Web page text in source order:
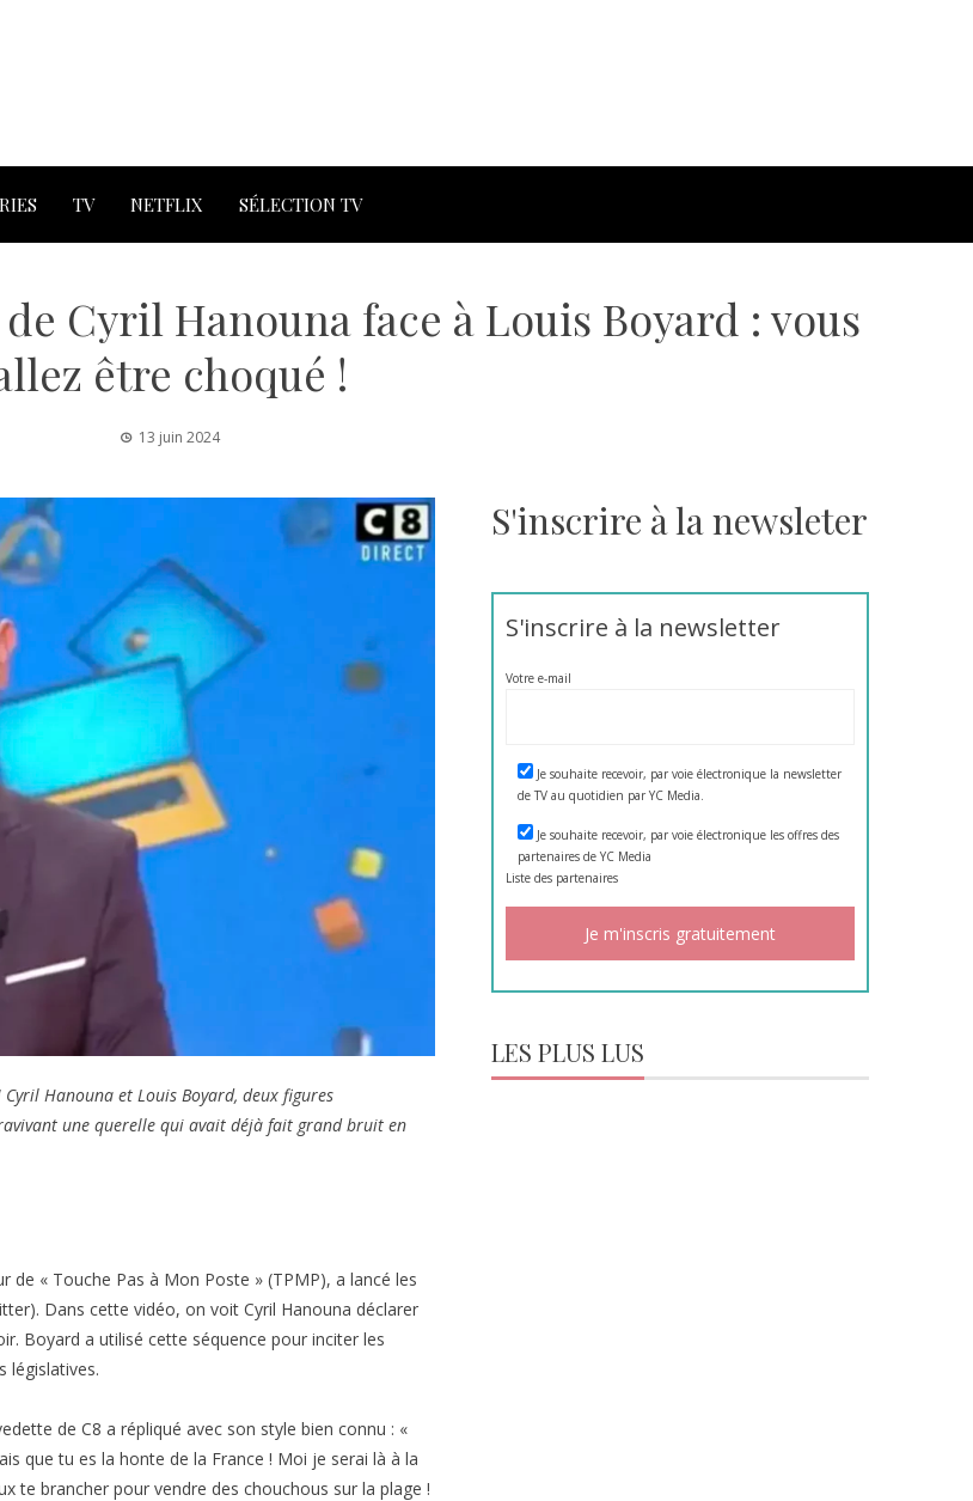
TV NETFLIX SÉLECTION TV
Cyril Hanouna face à Louis Boyard : vous
être choqué !
13 juin 2024
Hanouna et Louis Boyard, deux figures
une querelle qui avait déjà fait grand bruit en
« Touche Pas à Mon Poste » (TPMP), a lancé les
Dans cette vidéo, on voit Cyril Hanouna déclarer
Boyard a utilisé cette séquence pour inciter les
législatives.
de C8 a répliqué avec son style bien connu : «
que tu es la honte de la France ! Moi je serai là à la
te brancher pour vendre des chouchous sur la plage !
S'inscrire à la newsleter
S'inscrire à la newsletter
Votre e-mail
Je souhaite recevoir, par voie électronique la newsletter
de TV au quotidien par YC Media.
Je souhaite recevoir, par voie électronique les offres des
partenaires de YC Media
Liste des partenaires
LES PLUS LUS